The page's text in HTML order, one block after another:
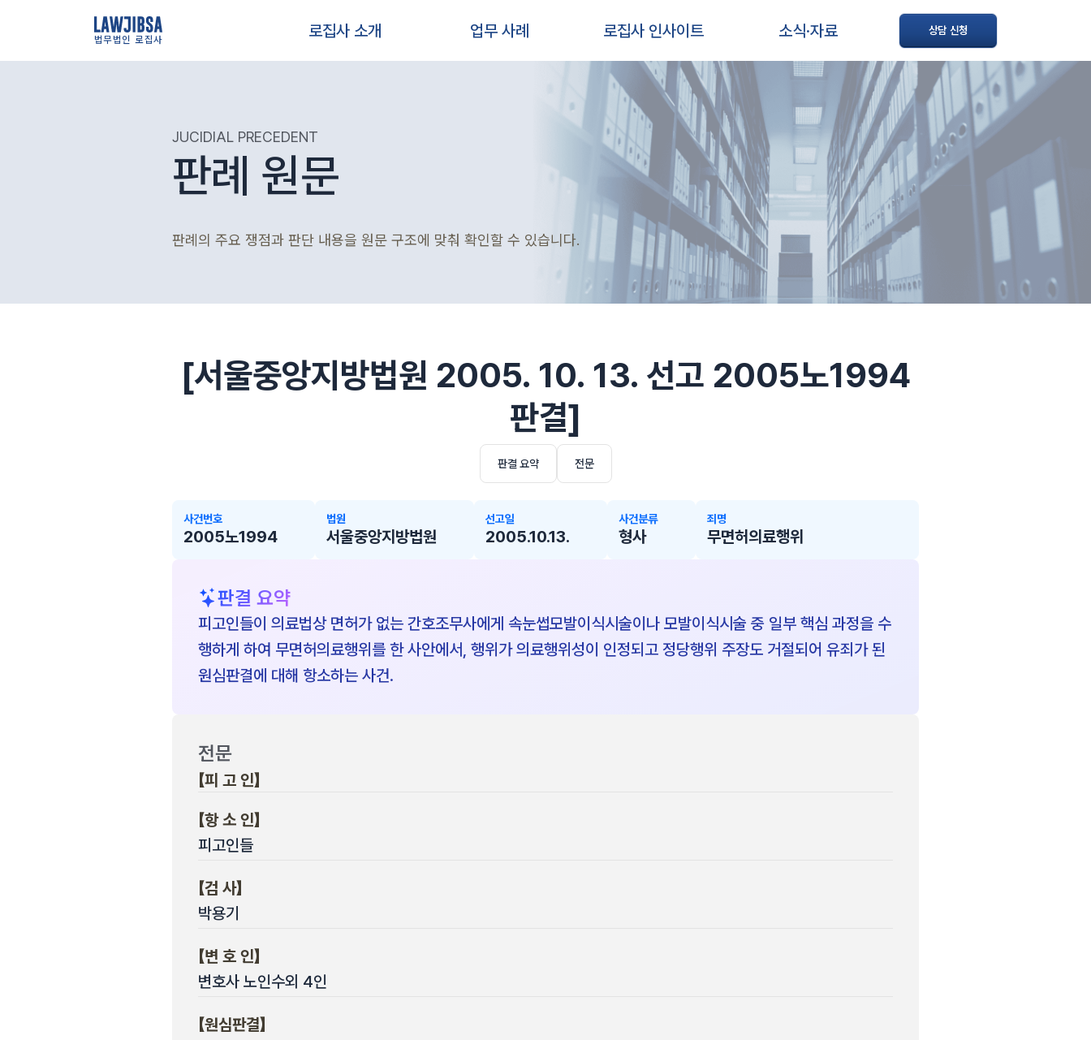
법무법인 로집사 로집사 소개 업무 사례 로집사 인사이트 소식·자료 상담 신청
JUCIDIAL PRECEDENT
판례 원문
판례의 주요 쟁점과 판단 내용을 원문 구조에 맞춰 확인할 수 있습니다.
[서울중앙지방법원 2005. 10. 13. 선고 2005노1994
판결]
판결 요약 전문
사건번호
2005노1994
법원
서울중앙지방법원
선고일
2005.10.13.
사건분류
형사
죄명
무면허의료행위
판결 요약
피고인들이 의료법상 면허가 없는 간호조무사에게 속눈썹모발이식시술이나 모발이식시술 중 일부 핵심 과정을 수
행하게 하여 무면허의료행위를 한 사안에서, 행위가 의료행위성이 인정되고 정당행위 주장도 거절되어 유죄가 된
원심판결에 대해 항소하는 사건.
전문
【피 고 인】
【항 소 인】
피고인들
【검 사】
박용기
【변 호 인】
변호사 노인수외 4인
【원심판결】